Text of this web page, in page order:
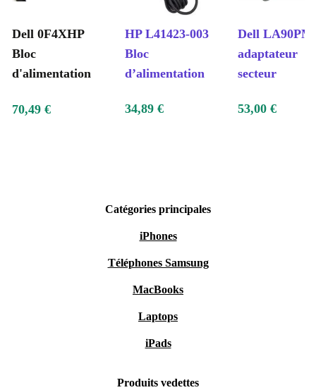
Dell 0F4XHP
Bloc
d'alimentation
HP L41423-003
Bloc
d’alimentation
Dell
adaptateur
secteur
70,49 € 34,89 € 53,00 €
Catégories principales
iPhones
Téléphones Samsung
MacBooks
Laptops
iPads
Produits vedettes